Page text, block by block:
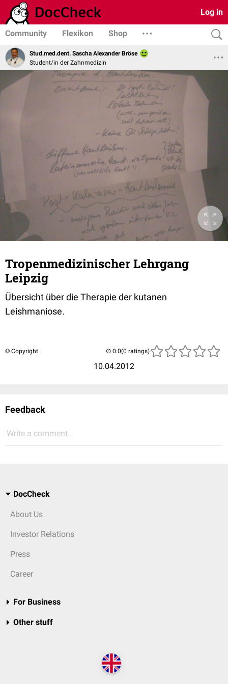
Log in
Community Flexikon Shop
Stud.med.dent. Sascha Alexander Bröse
Student/in der Zahnmedizin
Tropenmedizinischer Lehrgang
Leipzig
Übersicht über die Therapie der kutanen
Leishmaniose.
© Copyright
10.04.2012
(0 ratings)
Feedback
Write a comment...
DocCheck
About Us
Investor Relations
Press
Career
For Business
Other stuff